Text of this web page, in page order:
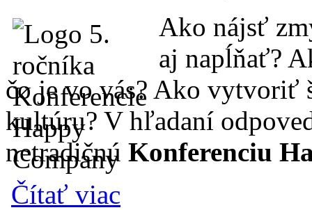
Ako nájsť
aj napĺňať?
čo je vo vás? Ako vytvoriť
kultúru? V hľadaní
netradičnú Konferenciu
Čítať viac